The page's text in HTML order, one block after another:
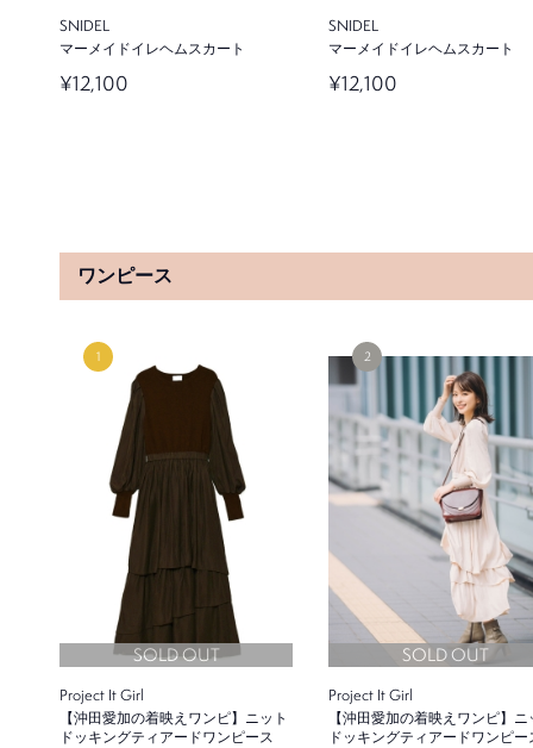
タイプライターハイネックブラウス
¥20,900
タイプライターハイネックブラ
¥20,900
SNIDEL
マーメイドイレヘムスカート
¥12,100
SNIDEL
マーメイドイレヘムスカート
¥12,100
FRAY I.D
フェイクレザータックフレアスカー
¥20,900
SOLD OUT
FRAY I.D
フェイクレザータックフレアス
ト
¥20,900
ワンピース
SOLD OUT
Project It Girl
【沖田愛加の着映えワンピ】ニット
ドッキングティアードワンピース
SOLD OUT
Project It Girl
【沖田愛加の着映えワンピ】ニ
ドッキングティアードワンピー